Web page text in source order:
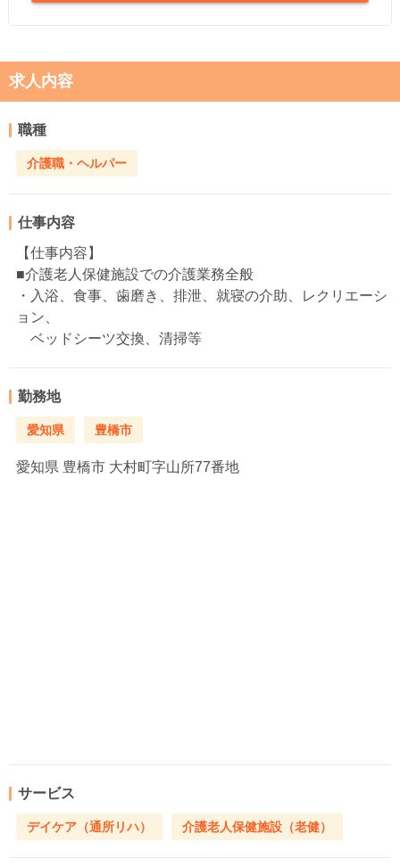
求人内容
職種
介護職・ヘルパー
仕事内容
【仕事内容】
■介護老人保健施設での介護業務全般
・入浴、食事、歯磨き、排泄、就寝の介助、レクリエーシ
ョン、
ベッドシーツ交換、清掃等
勤務地
愛知県 豊橋市
愛知県 豊橋市 大村町字山所77番地
サービス
デイケア（通所リハ） 介護老人保健施設（老健）